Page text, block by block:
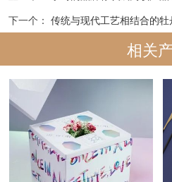
下一个： 传统与现代工艺相结合的
相关